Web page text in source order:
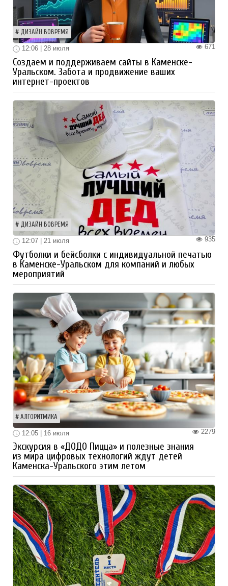
ДИЗАЙН ВОВРЕМЯ
671
12:06 | 28 июля
Создаем и поддерживаем сайты в Каменске-
Уральском. Забота и продвижение ваших
интернет-проектов
ДИЗАЙН ВОВРЕМЯ
935
12:07 | 21 июля
Футболки и бейсболки с индивидуальной печатью
в Каменске-Уральском для компаний и любых
мероприятий
АЛГОРИТМИКА
2279
12:05 | 16 июля
Экскурсия в «ДОДО Пицца» и полезные знания
из мира цифровых технологий ждут детей
Каменска-Уральского этим летом